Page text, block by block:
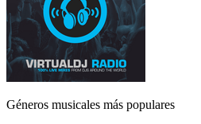
Géneros musicales más populares